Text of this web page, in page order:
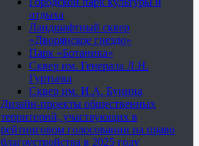
отдыха
Ландшафтный сквер
«Дворянское гнездо»
Парк «Ботаника»
Сквер им. Генерала Л.Н.
Гуртьева
Сквер им. И.А. Бунина
Дизайн-проекты общественных
территорий, участвующих в
рейтинговом голосовании на право
благоустройства в 2025 году